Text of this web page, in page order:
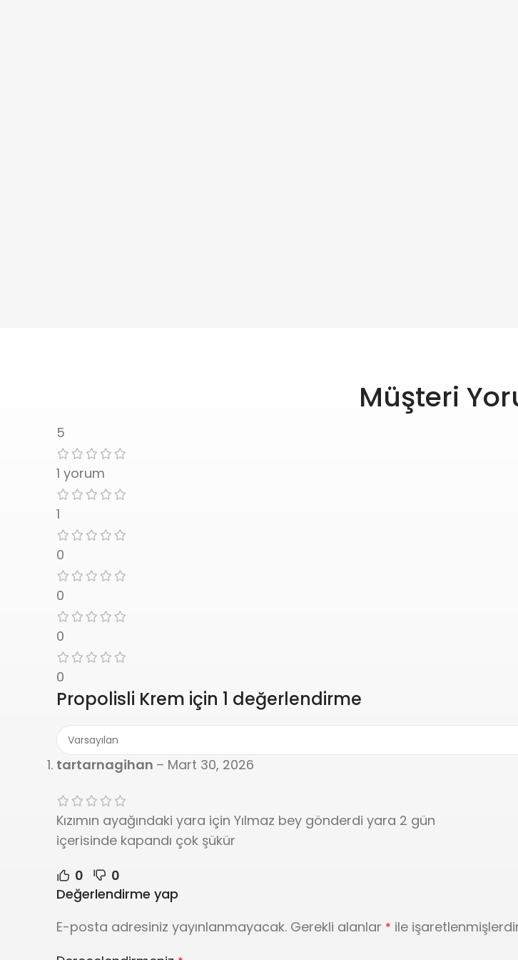
Müşteri
5
1 yorum
1
0
0
0
0
Propolisli Krem için 1 değerlendirme
tartarnagihan – Mart 30, 2026
Kızımın ayağındaki yara için Yılmaz bey gönderdi yara 2 gün
içerisinde kapandı çok şükür
0
0
Değerlendirme yap
E-posta adresiniz yayınlanmayacak. Gerekli alanlar * ile